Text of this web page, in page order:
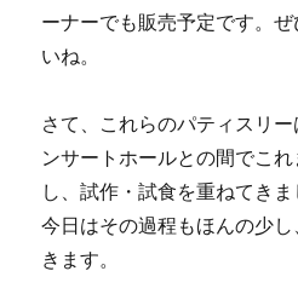
ーナーでも販売予定です。
いね。
さて、これらのパティスリ
ンサートホールとの間でこ
し、試作・試食を重ねてきま
今日はその過程もほんの少
きます。